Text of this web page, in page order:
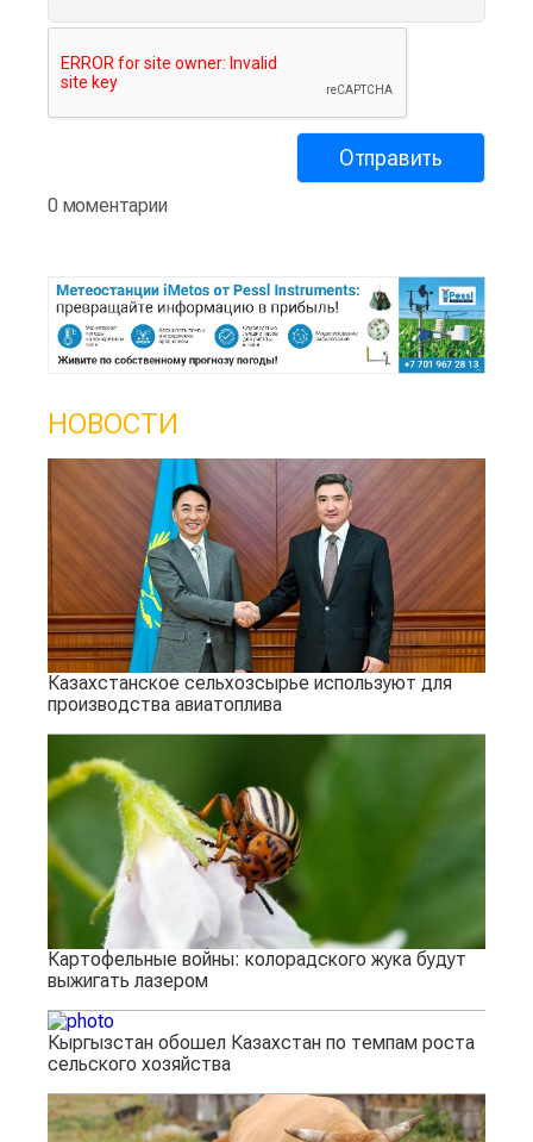
0 моментарии
НОВОСТИ
Казахстанское сельхозсырье используют для
производства авиатоплива
Картофельные войны: колорадского жука будут
выжигать лазером
Кыргызстан обошел Казахстан по темпам роста
сельского хозяйства